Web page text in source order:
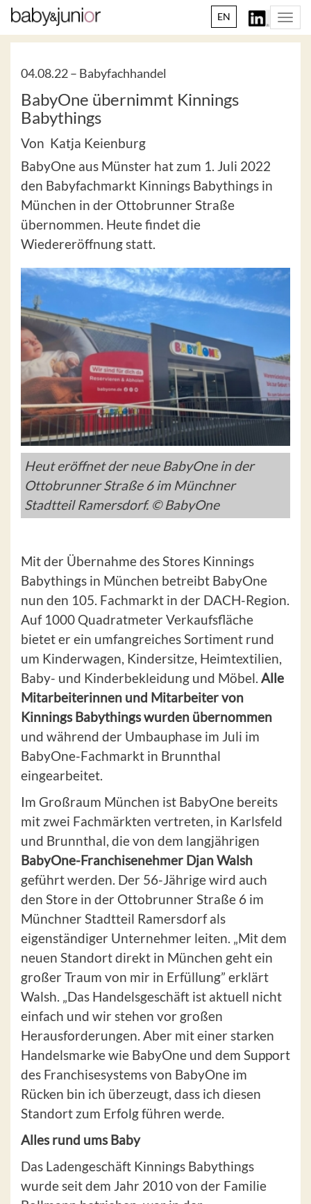
EN
04.08.22 – Babyfachhandel
BabyOne übernimmt Kinnings
Babythings
Von Katja Keienburg
BabyOne aus Münster hat zum 1. Juli 2022
den Babyfachmarkt Kinnings Babythings in
München in der Ottobrunner Straße
übernommen. Heute findet die
Wiedereröffnung statt.
Heut eröffnet der neue BabyOne in der
Ottobrunner Straße 6 im Münchner
Stadtteil Ramersdorf. © BabyOne
Mit der Übernahme des Stores Kinnings
Babythings in München betreibt BabyOne
nun den 105. Fachmarkt in der DACH-Region.
Auf 1000 Quadratmeter Verkaufsfläche
bietet er ein umfangreiches Sortiment rund
um Kinderwagen, Kindersitze, Heimtextilien,
Baby- und Kinderbekleidung und Möbel. Alle
Mitarbeiterinnen und Mitarbeiter von
Kinnings Babythings wurden übernommen
und während der Umbauphase im Juli im
BabyOne-Fachmarkt in Brunnthal
eingearbeitet.
Im Großraum München ist BabyOne bereits
mit zwei Fachmärkten vertreten, in Karlsfeld
und Brunnthal, die von dem langjährigen
BabyOne-Franchisenehmer Djan Walsh
geführt werden. Der 56-Jährige wird auch
den Store in der Ottobrunner Straße 6 im
Münchner Stadtteil Ramersdorf als
eigenständiger Unternehmer leiten. „Mit dem
neuen Standort direkt in München geht ein
großer Traum von mir in Erfüllung” erklärt
Walsh. „Das Handelsgeschäft ist aktuell nicht
einfach und wir stehen vor großen
Herausforderungen. Aber mit einer starken
Handelsmarke wie BabyOne und dem Support
des Franchisesystems von BabyOne im
Rücken bin ich überzeugt, dass ich diesen
Standort zum Erfolg führen werde.
Alles rund ums Baby
Das Ladengeschäft Kinnings Babythings
wurde seit dem Jahr 2010 von der Familie